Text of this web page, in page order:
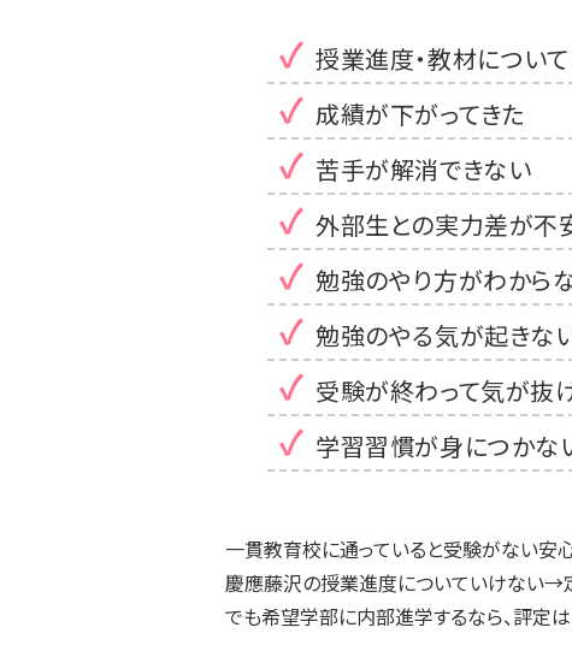
授業進度・教材につい
成績が下がってきた
苦手が解消できない
外部生との実力差が不
勉強のやり方がわから
勉強のやる気が起きな
受験が終わって気が抜
学習習慣が身につかな
一貫教育校に通っていると受験がない安心
慶應藤沢の授業進度についていけない→
でも希望学部に内部進学するなら、評定は